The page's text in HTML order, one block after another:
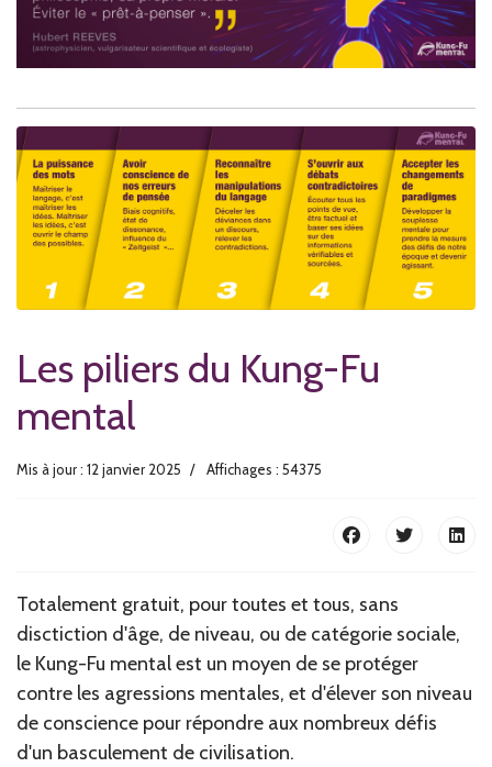
Les piliers du Kung-Fu
mental
Mis à jour : 12 janvier 2025 Affichages : 54375
Totalement gratuit, pour toutes et tous, sans
disctiction d'âge, de niveau, ou de catégorie sociale,
le Kung-Fu mental est un moyen de se protéger
contre les agressions mentales, et d'élever son niveau
de conscience pour répondre aux nombreux défis
d'un basculement de civilisation.